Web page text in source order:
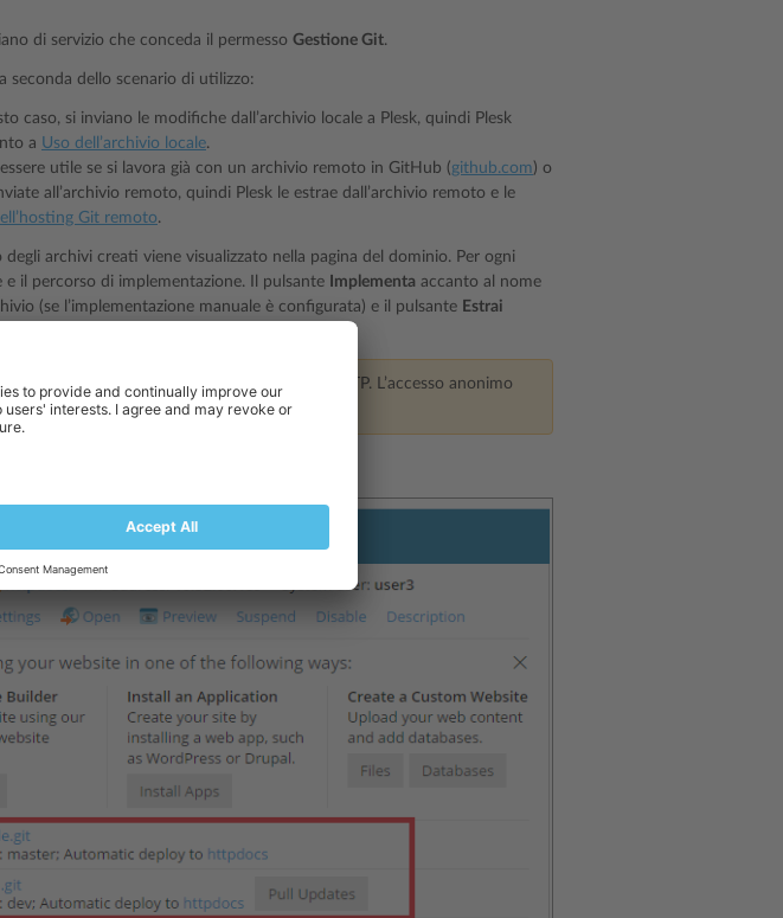
di servizio che conceda il permesso Gestione Git.
seconda dello scenario di utilizzo:
caso, si inviano le modifiche dall’archivio locale a Plesk, quindi Plesk
a Uso dell’archivio locale.
utile se si lavora già con un archivio remoto in GitHub (github.com) o
all’archivio remoto, quindi Plesk le estrae dall’archivio remoto e le
Git remoto.
archivi creati viene visualizzato nella pagina del dominio. Per ogni
il percorso di implementazione. Il pulsante
Implementa accanto al nome
(se l’implementazione manuale è configurata) e il pulsante Estrai
protetti tramite la password dell’utente FTP. L’accesso anonimo